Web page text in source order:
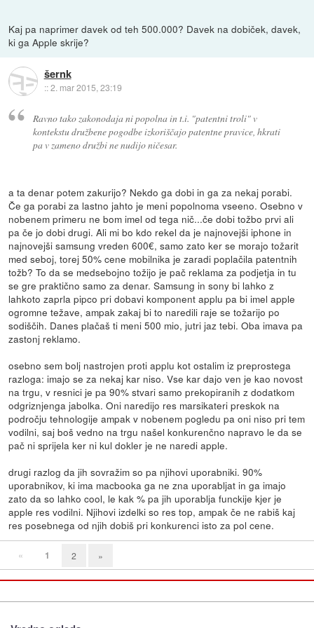
Kaj pa naprimer davek od teh 500.000? Davek na dobiček, davek,
ki ga Apple skrije?
šernk
::2. mar 2015, 23:19
Ravno tako zakonodaja ni popolna in t.i. "patentni troli" v
kontekstu družbene pogodbe izkoriščajo patentne pravice, hkrati
pa v zameno družbi ne nudijo ničesar.
a ta denar potem zakurijo? Nekdo ga dobi in ga za nekaj porabi.
Če ga porabi za lastno jahto je meni popolnoma vseeno. Osebno v
nobenem primeru ne bom imel od tega nič...če dobi tožbo prvi ali
pa če jo dobi drugi. Ali mi bo kdo rekel da je najnovejši iphone in
najnovejši samsung vreden 600€, samo zato ker se morajo tožarit
med seboj, torej 50% cene mobilnika je zaradi poplačila patentnih
tožb? To da se medsebojno tožijo je pač reklama za podjetja in tu
se gre praktično samo za denar. Samsung in sony bi lahko z
lahkoto zaprla pipco pri dobavi komponent applu pa bi imel apple
ogromne težave, ampak zakaj bi to naredili raje se tožarijo po
sodiščih. Danes plačaš ti meni 500 mio, jutri jaz tebi. Oba imava pa
zastonj reklamo.
osebno sem bolj nastrojen proti applu kot ostalim iz preprostega
razloga: imajo se za nekaj kar niso. Vse kar dajo ven je kao novost
na trgu, v resnici je pa 90% stvari samo prekopiranih z dodatkom
odgriznjenga jabolka. Oni naredijo res marsikateri preskok na
področju tehnologije ampak v nobenem pogledu pa oni niso pri tem
vodilni, saj boš vedno na trgu našel konkurenčno napravo le da se
pač ni sprijela ker ni kul dokler je ne naredi apple.
drugi razlog da jih sovražim so pa njihovi uporabniki. 90%
uporabnikov, ki ima macbooka ga ne zna uporabljat in ga imajo
zato da so lahko cool, le kak % pa jih uporablja funckije kjer je
apple res vodilni. Njihovi izdelki so res top, ampak če ne rabiš kaj
res posebnega od njih dobiš pri konkurenci isto za pol cene.
« 1 2 »